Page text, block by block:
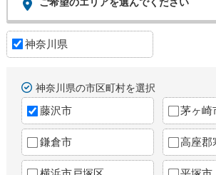
神奈川県
神奈川県の市区町村を選択
藤沢市 茅ヶ崎
鎌倉市 高座郡